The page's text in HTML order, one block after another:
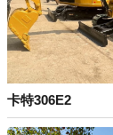
卡特306E2